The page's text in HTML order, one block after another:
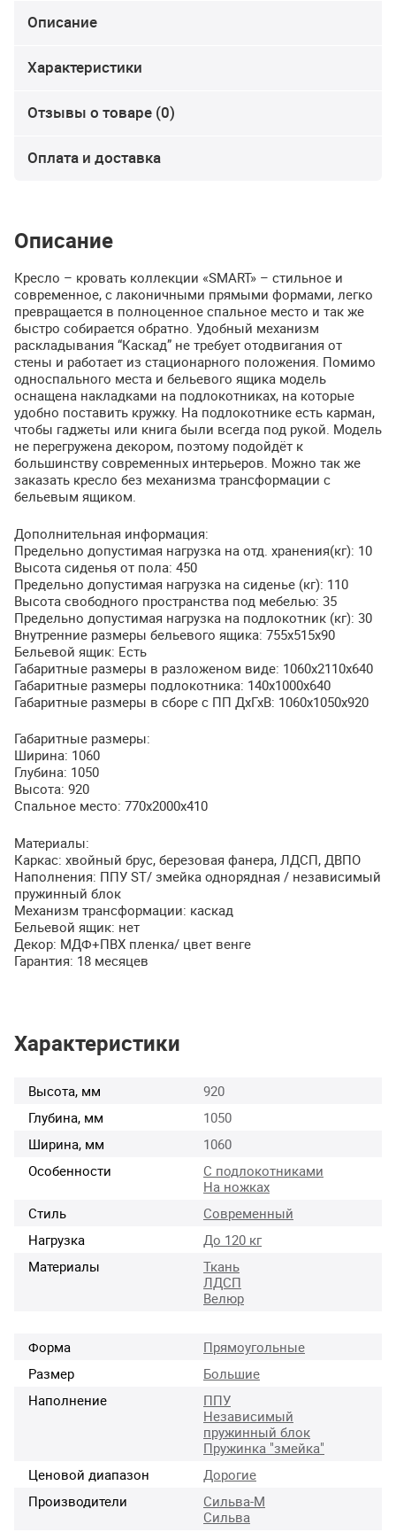
Описание
Характеристики
Отзывы о товаре (0)
Оплата и доставка
Описание
Кресло – кровать коллекции «SMART» – стильное и
современное, с лаконичными прямыми формами, легко
превращается в полноценное спальное место и так же
быстро собирается обратно. Удобный механизм
раскладывания “Каскад” не требует отодвигания от
стены и работает из стационарного положения. Помимо
односпального места и бельевого ящика модель
оснащена накладками на подлокотниках, на которые
удобно поставить кружку. На подлокотнике есть карман,
чтобы гаджеты или книга были всегда под рукой. Модель
не перегружена декором, поэтому подойдёт к
большинству современных интерьеров. Можно так же
заказать кресло без механизма трансформации с
бельевым ящиком.
Дополнительная информация:
Предельно допустимая нагрузка на отд. хранения(кг): 10
Высота сиденья от пола: 450
Предельно допустимая нагрузка на сиденье (кг): 110
Высота свободного пространства под мебелью: 35
Предельно допустимая нагрузка на подлокотник (кг): 30
Внутренние размеры бельевого ящика: 755х515х90
Бельевой ящик: Есть
Габаритные размеры в разложеном виде: 1060х2110х640
Габаритные размеры подлокотника: 140х1000х640
Габаритные размеры в сборе с ПП ДхГхВ: 1060х1050х920
Габаритные размеры:
Ширина: 1060
Глубина: 1050
Высота: 920
Спальное место: 770х2000х410
Материалы:
Каркас: хвойный брус, березовая фанера, ЛДСП, ДВПО
Наполнения: ППУ ST/ змейка однорядная / независимый
пружинный блок
Механизм трансформации: каскад
Бельевой ящик: нет
Декор: МДФ+ПВХ пленка/ цвет венге
Гарантия: 18 месяцев
Характеристики
Высота, мм
920
Глубина, мм
1050
Ширина, мм
1060
Особенности
С подлокотниками
На ножках
Стиль
Современный
Нагрузка
До 120 кг
Материалы
Ткань
ЛДСП
Велюр
Форма
Прямоугольные
Размер
Большие
Наполнение
ППУ
Независимый
пружинный блок
Пружинка "змейка"
Ценовой диапазон
Дорогие
Производители
Сильва-М
Сильва